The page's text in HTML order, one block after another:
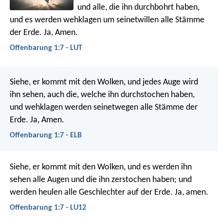
und alle, die ihn durchbohrt haben,
und es werden wehklagen um seinetwillen alle Stämme
der Erde. Ja, Amen.
Offenbarung 1:7 - LUT
Siehe, er kommt mit den Wolken, und jedes Auge wird
ihn sehen, auch die, welche ihn durchstochen haben,
und wehklagen werden seinetwegen alle Stämme der
Erde. Ja, Amen.
Offenbarung 1:7 - ELB
Siehe, er kommt mit den Wolken, und es werden ihn
sehen alle Augen und die ihn zerstochen haben; und
werden heulen alle Geschlechter auf der Erde. Ja, amen.
Offenbarung 1:7 - LU12